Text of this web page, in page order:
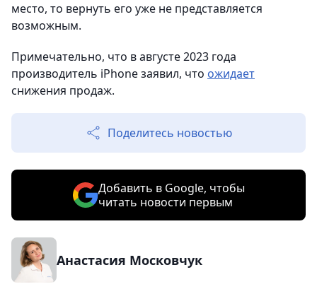
место, то вернуть его уже не представляется
возможным.
Примечательно, что в августе 2023 года
производитель iPhone заявил, что ожидает
снижения продаж.
Поделитесь новостью
Добавить в Google, чтобы
читать новости первым
Анастасия Московчук